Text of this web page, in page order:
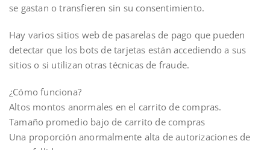
se gastan o transfieren sin su consentimiento.
Hay varios sitios web de pasarelas de pago que pueden
detectar que los bots de tarjetas están accediendo a sus
sitios o si utilizan otras técnicas de fraude.
¿Cómo funciona?
Altos montos anormales en el carrito de compras.
Tamaño promedio bajo de carrito de compras
Una proporción anormalmente alta de autorizaciones de